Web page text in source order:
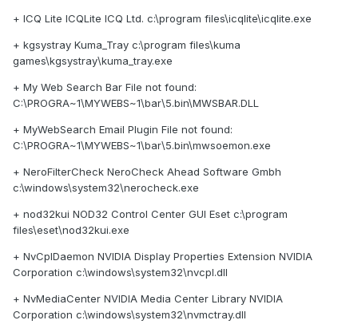
+ ICQ Lite ICQLite ICQ Ltd. c:\program files\icqlite\icqlite.exe
+ kgsystray Kuma_Tray c:\program files\kuma
games\kgsystray\kuma_tray.exe
+ My Web Search Bar File not found:
C:\PROGRA~1\MYWEBS~1\bar\5.bin\MWSBAR.DLL
+ MyWebSearch Email Plugin File not found:
C:\PROGRA~1\MYWEBS~1\bar\5.bin\mwsoemon.exe
+ NeroFilterCheck NeroCheck Ahead Software Gmbh
c:\windows\system32\nerocheck.exe
+ nod32kui NOD32 Control Center GUI Eset c:\program
files\eset\nod32kui.exe
+ NvCplDaemon NVIDIA Display Properties Extension NVIDIA
Corporation c:\windows\system32\nvcpl.dll
+ NvMediaCenter NVIDIA Media Center Library NVIDIA
Corporation c:\windows\system32\nvmctray.dll